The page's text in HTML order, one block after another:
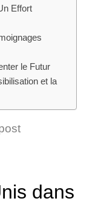
Effort
le Futur
et la
dans